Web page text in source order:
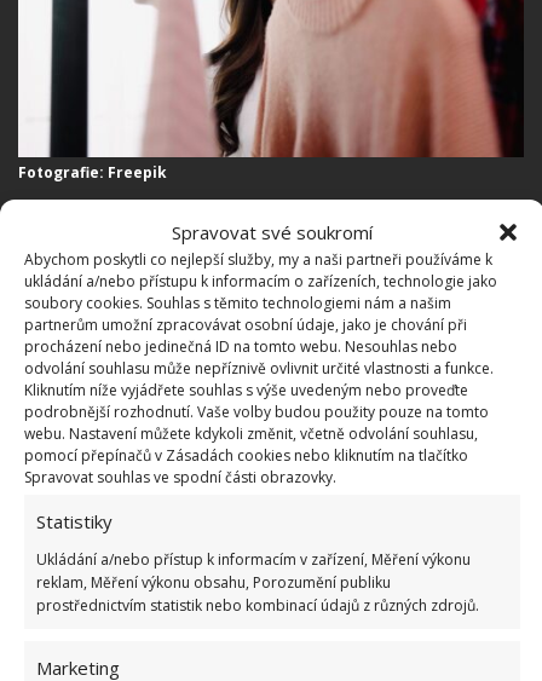
Spravovat své soukromí
Abychom poskytli co nejlepší služby, my a naši partneři používáme k
ukládání a/nebo přístupu k informacím o zařízeních, technologie jako
soubory cookies. Souhlas s těmito technologiemi nám a našim
partnerům umožní zpracovávat osobní údaje, jako je chování při
procházení nebo jedinečná ID na tomto webu. Nesouhlas nebo
odvolání souhlasu může nepříznivě ovlivnit určité vlastnosti a funkce.
Kliknutím níže vyjádřete souhlas s výše uvedeným nebo proveďte
podrobnější rozhodnutí. Vaše volby budou použity pouze na tomto
webu. Nastavení můžete kdykoli změnit, včetně odvolání souhlasu,
pomocí přepínačů v Zásadách cookies nebo kliknutím na tlačítko
Spravovat souhlas ve spodní části obrazovky.
Statistiky
Ukládání a/nebo přístup k informacím v zařízení, Měření výkonu
reklam, Měření výkonu obsahu, Porozumění publiku
prostřednictvím statistik nebo kombinací údajů z různých zdrojů.
Marketing
Fotografie: Freepik
Způsobů, jak se zbavit zápachu ze
skříně, je mnoho
Způsoby musíme rozdělit podle původu zápachu.
Nejjednodušším způsobem je zápach přebít
příjemnější vůní. Je to sice řešení na krátkodobé vlně,
ale funguje stoprocentně. Zvlášť pak u kuřáků nebo
u zápachů podobného charakteru se zbavíte
nepříjemného pocitu velmi jednoduše. Použijte
oblíbenou vůni, kterou vložíte přímo do skříně.
Používají se v takovém smyslu velmi často malá
vonná mýdla nebo pytlíčky s bylinkami. Pokud ale
nemáte moc času, můžete použít pohlcovač pachů ve